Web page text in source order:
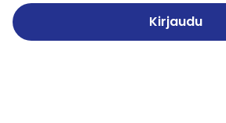
Kirjaudu